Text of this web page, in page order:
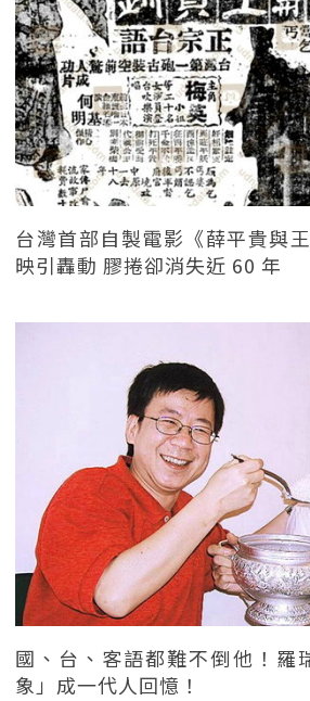
台灣首部自製電影《薛平貴與
映引轟動 膠捲卻消失近 60 年
國、台、客語都難不倒他！羅
象」成一代人回憶！